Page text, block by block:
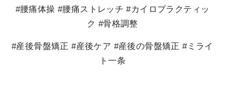
#腰痛体操 #腰痛ストレッチ #カイロプラクティッ
ク #骨格調整
#産後骨盤矯正 #産後ケア #産後の骨盤矯正 #ミライ
ト一条